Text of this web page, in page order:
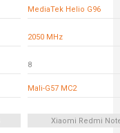
MediaTek Helio G96
2050 MHz
8
Mali-G57 MC2
Xiaomi Redmi